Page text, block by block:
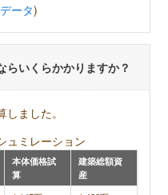
ータ)
らいくらかかりますか？
ました。
ュミレーション
本体価格試
算
建築総額資
産